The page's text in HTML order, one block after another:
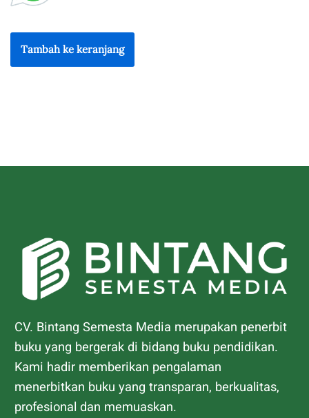
Tambah ke keranjang
CV. Bintang Semesta Media merupakan penerbit
buku yang bergerak di bidang buku pendidikan.
Kami hadir memberikan pengalaman
menerbitkan buku yang transparan, berkualitas,
profesional dan memuaskan.